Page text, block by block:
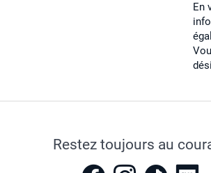
En
Restez toujours au